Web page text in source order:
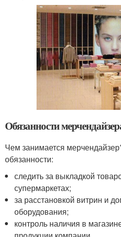
Обязанности
Чем занимается
обязанности:
следить за выкладкой
супермаркетах;
за расстановкой витрин и
оборудования;
контроль наличия в